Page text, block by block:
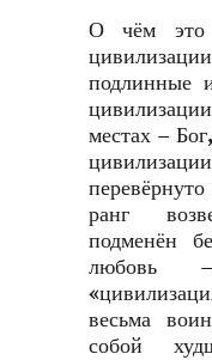
О чём это
подлинные
местах –
ранг
подменён
любовь
весьма
собой